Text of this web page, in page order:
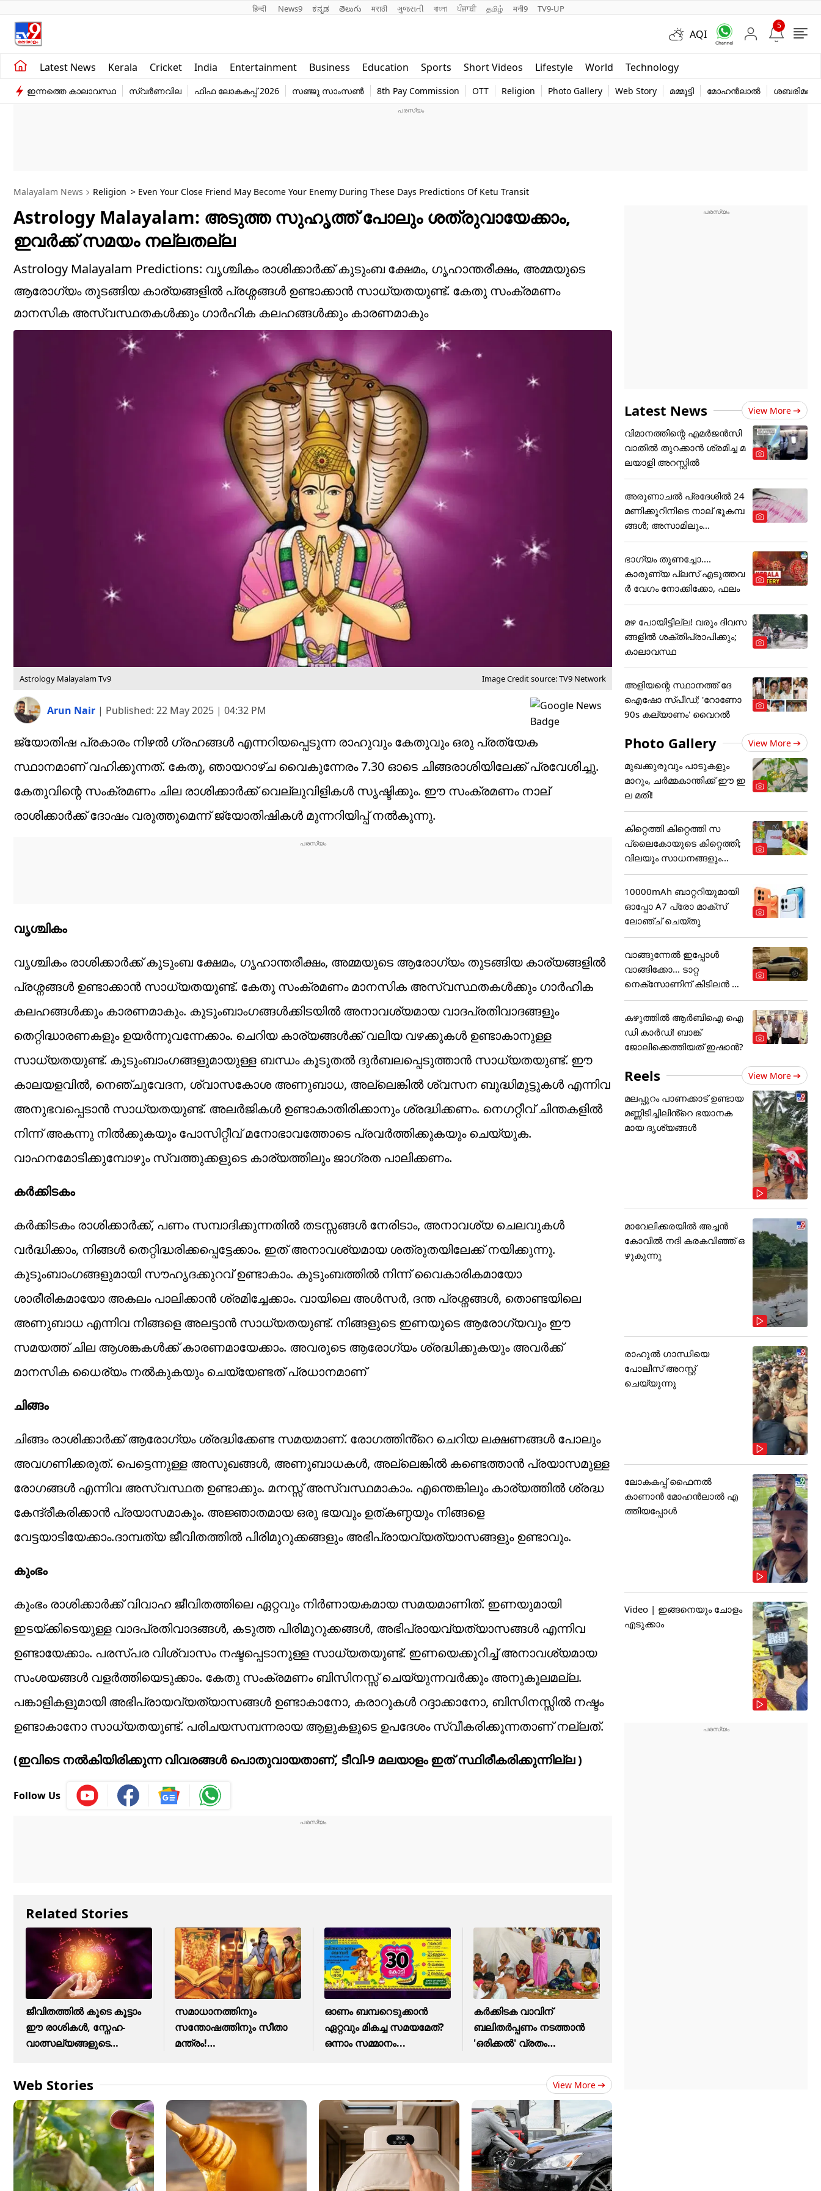
हिन्दी News9 ಕನ್ನಡ తెలుగు मराठी ગુજરાતી বাংলা ਪੰਜਾਬੀ தமிழ் मनी9 TV9-UP
AQI
5
Latest News Kerala Cricket India Entertainment Business Education Sports Short Videos Lifestyle World Technology
Kerala
India
Education
world
Web Story
ഇന്നത്തെ കാലാവസ്ഥ സ്വർണവില ഫിഫ ലോകകപ്പ് 2026 സഞ്ജു സാംസൺ 8th Pay Commission OTT Religion Photo Gallery Web Story മമ്മൂട്ടി മോഹൻലാൽ ശബരിമല
Malayalam News Religion > Even Your Close Friend May Become Your Enemy During These Days Predictions Of Ketu Transit
Astrology Malayalam: അടുത്ത സുഹൃത്ത് പോലും ശത്രുവായേക്കാം,
ഇവർക്ക് സമയം നല്ലതല്ല
Astrology Malayalam Predictions: വൃശ്ചികം രാശിക്കാർക്ക് കുടുംബ ക്ഷേമം, ഗൃഹാന്തരീക്ഷം, അമ്മയുടെ
ആരോഗ്യം തുടങ്ങിയ കാര്യങ്ങളിൽ പ്രശ്നങ്ങൾ ഉണ്ടാക്കാൻ സാധ്യതയുണ്ട്. കേതു സംക്രമണം
മാനസിക അസ്വസ്ഥതകൾക്കും ഗാർഹിക കലഹങ്ങൾക്കും കാരണമാകും
Astrology Malayalam Tv9 Image Credit source: TV9 Network
Arun Nair | Published: 22 May 2025 | 04:32 PM
ജ്യോതിഷ പ്രകാരം നിഴൽ ഗ്രഹങ്ങൾ എന്നറിയപ്പെടുന്ന രാഹുവും കേതുവും ഒരു പ്രത്യേക
സ്ഥാനമാണ് വഹിക്കുന്നത്. കേതു, ഞായറാഴ്ച വൈകുന്നേരം 7.30 ഓടെ ചിങ്ങരാശിയിലേക്ക് പ്രവേശിച്ചു.
കേതുവിന്റെ സംക്രമണം ചില രാശിക്കാർക്ക് വെല്ലുവിളികൾ സൃഷ്ടിക്കും. ഈ സംക്രമണം നാല്
രാശിക്കാർക്ക് ദോഷം വരുത്തുമെന്ന് ജ്യോതിഷികൾ മുന്നറിയിപ്പ് നൽകുന്നു.
വൃശ്ചികം
വൃശ്ചികം രാശിക്കാർക്ക് കുടുംബ ക്ഷേമം, ഗൃഹാന്തരീക്ഷം, അമ്മയുടെ ആരോഗ്യം തുടങ്ങിയ കാര്യങ്ങളിൽ
പ്രശ്നങ്ങൾ ഉണ്ടാക്കാൻ സാധ്യതയുണ്ട്. കേതു സംക്രമണം മാനസിക അസ്വസ്ഥതകൾക്കും ഗാർഹിക
കലഹങ്ങൾക്കും കാരണമാകും. കുടുംബാംഗങ്ങൾക്കിടയിൽ അനാവശ്യമായ വാദപ്രതിവാദങ്ങളും
തെറ്റിദ്ധാരണകളും ഉയർന്നുവന്നേക്കാം. ചെറിയ കാര്യങ്ങൾക്ക് വലിയ വഴക്കുകൾ ഉണ്ടാകാനുള്ള
സാധ്യതയുണ്ട്. കുടുംബാംഗങ്ങളുമായുള്ള ബന്ധം കൂടുതൽ ദുർബലപ്പെടുത്താൻ സാധ്യതയുണ്ട്. ഈ
കാലയളവിൽ, നെഞ്ചുവേദന, ശ്വാസകോശ അണുബാധ, അല്ലെങ്കിൽ ശ്വസന ബുദ്ധിമുട്ടുകൾ എന്നിവ
അനുഭവപ്പെടാൻ സാധ്യതയുണ്ട്. അലർജികൾ ഉണ്ടാകാതിരിക്കാനും ശ്രദ്ധിക്കണം. നെഗറ്റീവ് ചിന്തകളിൽ
നിന്ന് അകന്നു നിൽക്കുകയും പോസിറ്റീവ് മനോഭാവത്തോടെ പ്രവർത്തിക്കുകയും ചെയ്യുക.
വാഹനമോടിക്കുമ്പോഴും സ്വത്തുക്കളുടെ കാര്യത്തിലും ജാഗ്രത പാലിക്കണം.
കർക്കിടകം
കർക്കിടകം രാശിക്കാർക്ക്, പണം സമ്പാദിക്കുന്നതിൽ തടസ്സങ്ങൾ നേരിടാം, അനാവശ്യ ചെലവുകൾ
വർദ്ധിക്കാം, നിങ്ങൾ തെറ്റിദ്ധരിക്കപ്പെട്ടേക്കാം. ഇത് അനാവശ്യമായ ശത്രുതയിലേക്ക് നയിക്കുന്നു.
കുടുംബാംഗങ്ങളുമായി സൗഹൃദക്കുറവ് ഉണ്ടാകാം. കുടുംബത്തിൽ നിന്ന് വൈകാരികമായോ
ശാരീരികമായോ അകലം പാലിക്കാൻ ശ്രമിച്ചേക്കാം. വായിലെ അൾസർ, ദന്ത പ്രശ്നങ്ങൾ, തൊണ്ടയിലെ
അണുബാധ എന്നിവ നിങ്ങളെ അലട്ടാൻ സാധ്യതയുണ്ട്. നിങ്ങളുടെ ഇണയുടെ ആരോഗ്യവും ഈ
സമയത്ത് ചില ആശങ്കകൾക്ക് കാരണമായേക്കാം. അവരുടെ ആരോഗ്യം ശ്രദ്ധിക്കുകയും അവർക്ക്
മാനസിക ധൈര്യം നൽകുകയും ചെയ്യേണ്ടത് പ്രധാനമാണ്
ചിങ്ങം
ചിങ്ങം രാശിക്കാർക്ക് ആരോഗ്യം ശ്രദ്ധിക്കേണ്ട സമയമാണ്. രോഗത്തിൻ്റെ ചെറിയ ലക്ഷണങ്ങൾ പോലും
അവഗണിക്കരുത്. പെട്ടെന്നുള്ള അസുഖങ്ങൾ, അണുബാധകൾ, അല്ലെങ്കിൽ കണ്ടെത്താൻ പ്രയാസമുള്ള
രോഗങ്ങൾ എന്നിവ അസ്വസ്ഥത ഉണ്ടാക്കും. മനസ്സ് അസ്വസ്ഥമാകാം. എന്തെങ്കിലും കാര്യത്തിൽ ശ്രദ്ധ
കേന്ദ്രീകരിക്കാൻ പ്രയാസമാകും. അജ്ഞാതമായ ഒരു ഭയവും ഉത്കണ്ഠയും നിങ്ങളെ
വേട്ടയാടിയേക്കാം.ദാമ്പത്യ ജീവിതത്തിൽ പിരിമുറുക്കങ്ങളും അഭിപ്രായവ്യത്യാസങ്ങളും ഉണ്ടാവും.
കുംഭം
കുംഭം രാശിക്കാർക്ക് വിവാഹ ജീവിതത്തിലെ ഏറ്റവും നിർണായകമായ സമയമാണിത്. ഇണയുമായി
ഇടയ്ക്കിടെയുള്ള വാദപ്രതിവാദങ്ങൾ, കടുത്ത പിരിമുറുക്കങ്ങൾ, അഭിപ്രായവ്യത്യാസങ്ങൾ എന്നിവ
ഉണ്ടായേക്കാം. പരസ്പര വിശ്വാസം നഷ്ടപ്പെടാനുള്ള സാധ്യതയുണ്ട്. ഇണയെക്കുറിച്ച് അനാവശ്യമായ
സംശയങ്ങൾ വളർത്തിയെടുക്കാം. കേതു സംക്രമണം ബിസിനസ്സ് ചെയ്യുന്നവർക്കും അനുകൂലമല്ല.
പങ്കാളികളുമായി അഭിപ്രായവ്യത്യാസങ്ങൾ ഉണ്ടാകാനോ, കരാറുകൾ റദ്ദാക്കാനോ, ബിസിനസ്സിൽ നഷ്ടം
ഉണ്ടാകാനോ സാധ്യതയുണ്ട്. പരിചയസമ്പന്നരായ ആളുകളുടെ ഉപദേശം സ്വീകരിക്കുന്നതാണ് നല്ലത്.
(ഇവിടെ നൽകിയിരിക്കുന്ന വിവരങ്ങൾ പൊതുവായതാണ്, ടീവി-9 മലയാളം ഇത് സ്ഥിരീകരിക്കുന്നില്ല )
Follow Us
Related Stories
ജീവിതത്തിൽ കൂടെ കൂട്ടാം
ഈ രാശികൾ, സ്നേഹ-
വാത്സല്യങ്ങളുടെ
സമാധാനത്തിനും
സന്തോഷത്തിനും സീതാ
മന്ത്രം!
ഓണം ബമ്പറെടുക്കാന്‍
ഏറ്റവും മികച്ച സമയമേത്?
ഒന്നാം സമ്മാനം...
കർക്കിടക വാവിന്
ബലിതർപ്പണം നടത്താൻ
'ഒരിക്കൽ' വ്രതം
Web Stories View More
Latest News View More
വിമാനത്തിന്റെ എമർജൻസി
വാതിൽ തുറക്കാൻ ശ്രമിച്ച മ
ലയാളി അറസ്റ്റിൽ
അരുണാചൽ പ്രദേശിൽ 24
മണിക്കൂറിനിടെ നാല് ഭൂകമ്പ
ങ്ങൾ; അസാമിലും...
ഭാഗ്യം തുണച്ചോ....
കാരുണ്യ പ്ലസ് എടുത്തവ
ര്‍ വേഗം നോക്കിക്കോ, ഫലം
മഴ പോയിട്ടില്ല! വരും ദിവസ
ങ്ങളിൽ ശക്തിപ്രാപിക്കും;
കാലാവസ്ഥ
അ‌ളിയന്റെ സ്ഥാനത്ത് ദേ
ഐഷോ സ്പീഡ്; ​'റോണോ
90s കല്യാണം' വൈറൽ
Photo Gallery View More
മുഖക്കുരുവും പാടുകളും
മാറും, ചർമ്മകാന്തിക്ക് ഈ ഇ
ല മതി!
കിറ്റെത്തി കിറ്റെത്തി സ
പ്ലൈകോയുടെ കിറ്റെത്തി;
വിലയും സാധനങ്ങളും...
10000mAh ബാറ്ററിയുമായി
ഓപ്പോ A7 പ്രോ മാക്സ്
ലോഞ്ച് ചെയ്തു
വാങ്ങുന്നേൽ ഇപ്പോൾ
വാങ്ങിക്കോ... ടാറ്റ
നെക്സോണിന് കിടിലൻ ഓ
ഫർ
കഴുത്തില്‍ ആര്‍ബിഐ ഐ
ഡി കാര്‍ഡ്! ബാങ്ക്
ജോലിക്കെത്തിയത് ഇഷാന്‍?
Reels View More
മലപ്പുറം പാണക്കാട് ഉണ്ടായ
മണ്ണിടിച്ചിലിൻ്റെ ഭയാനക
മായ ദൃശ്യങ്ങൾ
മാവേലിക്കരയിൽ അച്ചൻ
കോവിൽ നദി കരകവിഞ്ഞ് ഒ
ഴുകുന്നു
രാഹുൽ ഗാന്ധിയെ
പോലീസ് അറസ്റ്റ്
ചെയ്യുന്നു
ലോകകപ്പ് ഫൈനൽ
കാണാൻ മോഹൻലാൽ എ
ത്തിയപ്പോൾ
Video | ഇങ്ങനെയും ചോളം
എടുക്കാം